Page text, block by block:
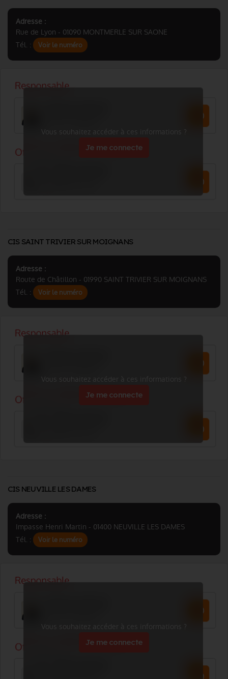
Adresse :
Rue de Lyon - 01090 MONTMERLE SUR SAONE
Tél. :
Voir le numéro
Vous souhaitez accéder à ces informations ?
Je me connecte
CIS SAINT TRIVIER SUR MOIGNANS
Adresse :
Route de Châtillon - 01990 SAINT TRIVIER SUR MOIGNANS
Tél. :
Voir le numéro
Vous souhaitez accéder à ces informations ?
Je me connecte
CIS NEUVILLE LES DAMES
Adresse :
Impasse Henri Martin - 01400 NEUVILLE LES DAMES
Tél. :
Voir le numéro
Vous souhaitez accéder à ces informations ?
Je me connecte